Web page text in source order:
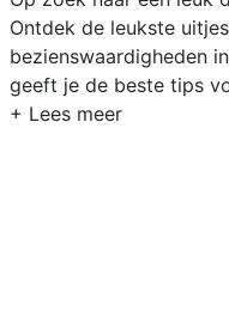
Ontdek de leukste
bezienswaardigheden
geeft je de beste tips